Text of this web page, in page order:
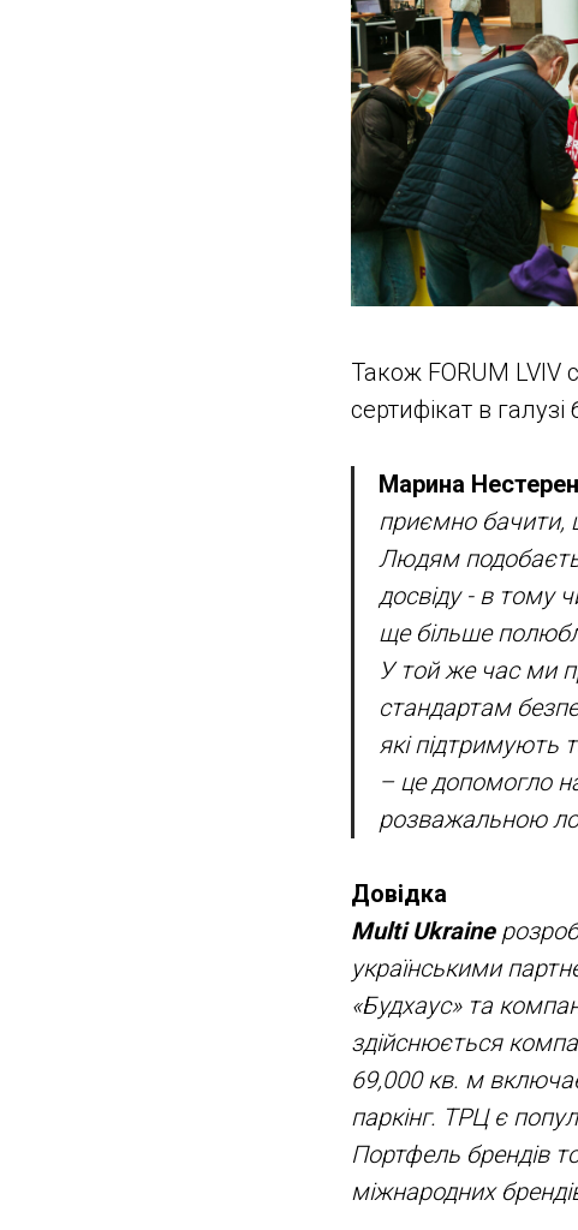
Також FORUM
сертифікат в галузі
Марина
приємно бачити,
Людям
досвіду - в тому
ще більше
У той же час ми
стандартам
які підтримують
– це допомогло
розважальною
Довідка
Multi Ukraine
українськими
«Будхаус» та
здійснюється
69,000 кв. м
паркінг. ТРЦ є
Портфель брендів
міжнародних